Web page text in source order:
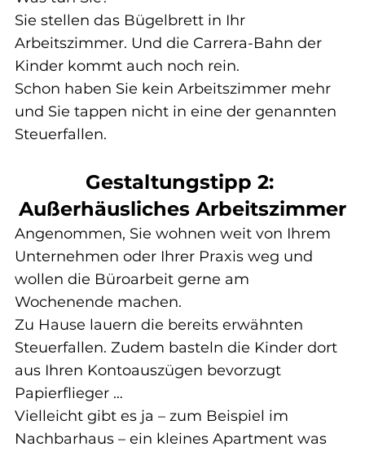
Sie stellen das Bügelbrett in Ihr
Arbeitszimmer. Und die Carrera-Bahn der
Kinder kommt auch noch rein.
Schon haben Sie kein Arbeitszimmer mehr
und Sie tappen nicht in eine der genannten
Steuerfallen.
Gestaltungstipp 2:
Außerhäusliches Arbeitszimmer
Angenommen, Sie wohnen weit von Ihrem
Unternehmen oder Ihrer Praxis weg und
wollen die Büroarbeit gerne am
Wochenende machen.
Zu Hause lauern die bereits erwähnten
Steuerfallen. Zudem basteln die Kinder dort
aus Ihren Kontoauszügen bevorzugt
Papierflieger …
Vielleicht gibt es ja – zum Beispiel im
Nachbarhaus – ein kleines Apartment was